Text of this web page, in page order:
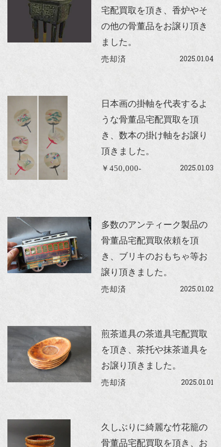
宅配買取を頂き、香炉やそ
の他の骨董品をお譲り頂き
ました。
売却済 2025.01.04
日本画の掛軸を代表するよ
うな骨董品宅配買取を頂
き、数本の掛け軸をお譲り
頂きました。
￥450,000- 2025.01.03
多数のアンティーク製品の
骨董品宅配買取依頼を頂
き、ブリキのおもちゃ等お
譲り頂きました。
売却済 2025.01.02
煎茶道具の茶道具宅配買取
を頂き、茶托や抹茶道具を
お譲り頂きました。
売却済 2025.01.01
久しぶりに綺麗な竹花籠の
骨董品宅配買取を頂き、お